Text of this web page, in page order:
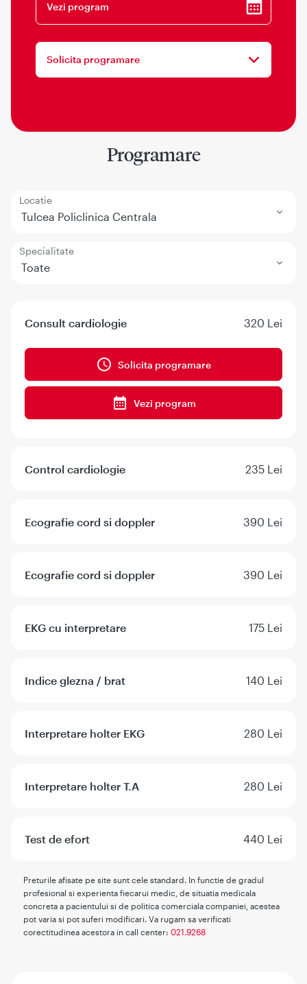
Vezi program
Solicita programare
Programare
Locatie
Tulcea Policlinica Centrala
Specialitate
Toate
Consult cardiologie 320 Lei
Solicita programare
Vezi program
Control cardiologie 235 Lei
Ecografie cord si doppler 390 Lei
Ecografie cord si doppler 390 Lei
EKG cu interpretare 175 Lei
Indice glezna / brat 140 Lei
Interpretare holter EKG 280 Lei
Interpretare holter T.A 280 Lei
Test de efort 440 Lei
Preturile afisate pe site sunt cele standard. In functie de gradul
profesional si experienta fiecarui medic, de situatia medicala
concreta a pacientului si de politica comerciala companiei, acestea
pot varia si pot suferi modificari. Va rugam sa verificati
corectitudinea acestora in call center: 021.9268